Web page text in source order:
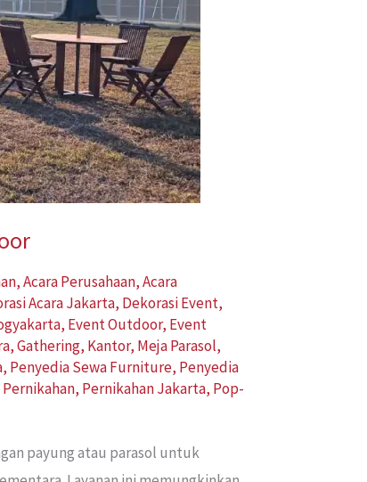
,Acara Perusahaan,Acara
Acara Jakarta, Dekorasi Event,
, Event Outdoor, Event
,Gathering, Kantor, Meja Parasol,
, Penyedia Sewa Furniture, Penyedia
Pernikahan, Pernikahan Jakarta, Pop-
payung atau parasol untuk